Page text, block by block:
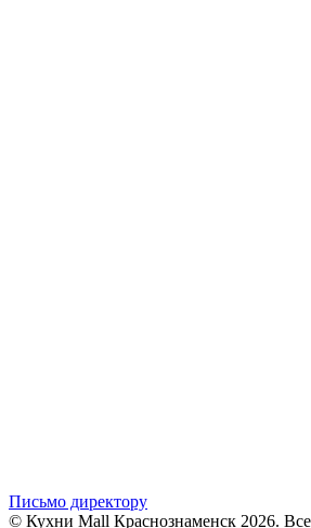
Письмо директору
© Кухни Mall Краснознаменск 2026.